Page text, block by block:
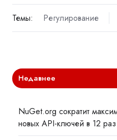
Темы: Регулирование
Недавнее
NuGet.org сократит
новых API-ключей в 12 раз